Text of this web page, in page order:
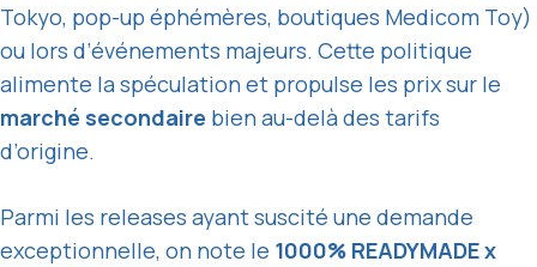
Tokyo, pop-up éphémères, boutiques Medicom Toy)
ou lors d’événements majeurs. Cette politique
alimente la spéculation et propulse les prix sur le
marché secondaire bien au-delà des tarifs
d’origine.
Parmi les releases ayant suscité une demande
exceptionnelle, on note le 1000% READYMADE x